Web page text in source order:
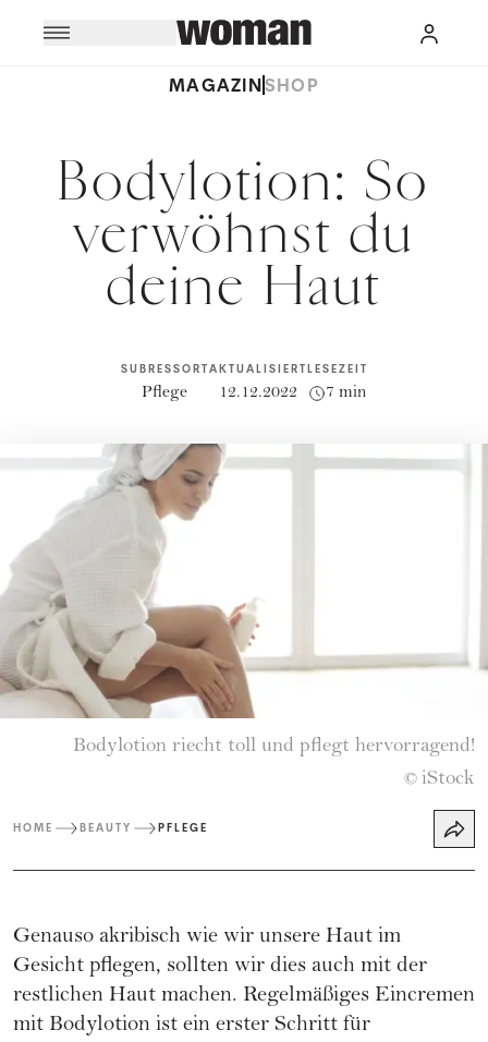
MAGAZINSHOP
Bodylotion: So
verwöhnst du
deine Haut
SUBRESSORT
Pflege
AKTUALISIERT
12.12.2022
LESEZEIT
7 min
Bodylotion riecht toll und pflegt hervorragend!
© iStock
HOME BEAUTY PFLEGE
Genauso akribisch wie wir unsere Haut im
Gesicht pflegen, sollten wir dies auch mit der
restlichen Haut machen. Regelmäßiges Eincremen
mit Bodylotion ist ein erster Schritt für